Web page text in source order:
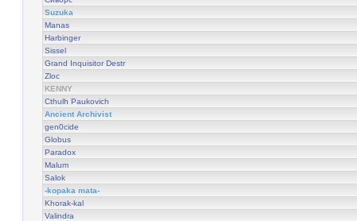
Suzuka
Manas
Harbinger
Sissel
Grand Inquisitor Destr
Zloc
KENNY
Cthulh Paukovich
Ancient Archivist
gen0cide
Globus
Paradox
Malum
Salok
-kopaka mata-
Khorak-kal
Valindra